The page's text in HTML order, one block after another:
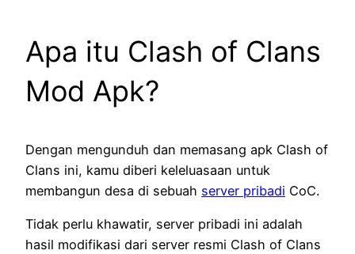
Apa itu Clash of Clans
Mod Apk?
Dengan mengunduh dan memasang apk Clash of
Clans ini, kamu diberi keleluasaan untuk
membangun desa di sebuah server pribadi CoC.
Tidak perlu khawatir, server pribadi ini adalah
hasil modifikasi dari server resmi Clash of Clans